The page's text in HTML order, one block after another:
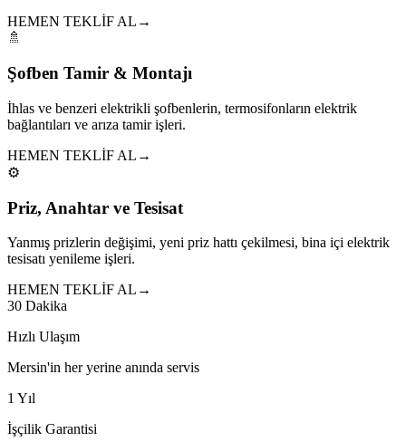
HEMEN TEKLİF AL →
🚿
Şofben Tamir & Montajı
İhlas ve benzeri elektrikli şofbenlerin, termosifonların elektrik
bağlantıları ve arıza tamir işleri.
HEMEN TEKLİF AL →
⚙️
Priz, Anahtar ve Tesisat
Yanmış prizlerin değişimi, yeni priz hattı çekilmesi, bina içi elektrik
tesisatı yenileme işleri.
HEMEN TEKLİF AL →
30 Dakika
Hızlı Ulaşım
Mersin'in her yerine anında servis
1 Yıl
İşçilik Garantisi